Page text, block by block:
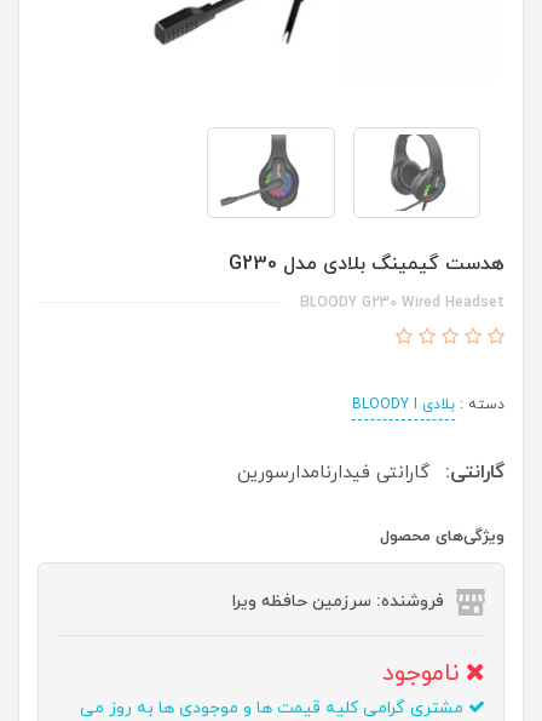
هدست گیمینگ بلادی مدل G230
BLOODY G230 Wired Headset
دسته : بلادی BLOODY I
گارانتی: گارانتی فیدارنامدارسورین
ویژگی‌های محصول
فروشنده: سرزمین حافظه ویرا
ناموجود
مشتری گرامی کلیه قیمت ها و موجودی ها به روز می